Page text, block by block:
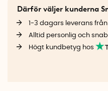
Därför väljer kunderna
1-3 dagars leverans
Alltid personlig och
Högt kundbetyg hos